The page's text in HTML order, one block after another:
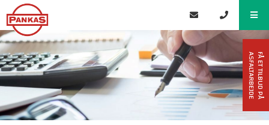
F
Å
E
T
T
I
L
B
U
D
P
Å
A
S
F
A
L
T
A
R
B
E
J
D
E